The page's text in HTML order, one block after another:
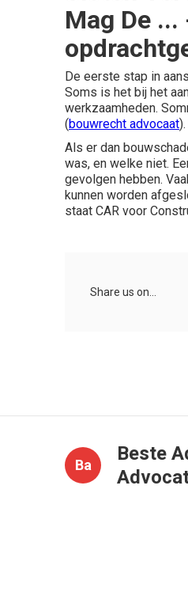
Mag De
De eerste stap in
Soms is het bij het
werkzaamheden.
(bouwrecht advocaat
Als er dan
was, en welke niet.
gevolgen hebben.
kunnen worden
staat CAR voor
Share us on...
Ba
Beste